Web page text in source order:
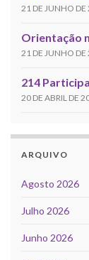
21 DE JUNHO
Orientação
21 DE JUNHO
214
20 DE ABRIL DE
ARQUIVO
Agosto 2026
Julho 2026
Junho 2026